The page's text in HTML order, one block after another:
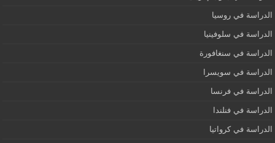
الدراسة في روسيا
الدراسة في سلوفينيا
الدراسة في سنغافورة
الدراسة في سويسرا
الدراسة في فرنسا
الدراسة في فنلندا
الدراسة في كرواتيا